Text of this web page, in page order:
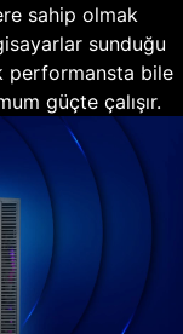
sahip olmak
sunduğu
performansta bile
güçte çalışır.